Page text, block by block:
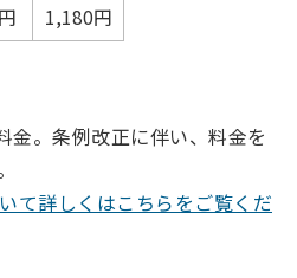
1,180円
。条例改正に伴い、料金を
て詳しくはこちらをご覧くだ